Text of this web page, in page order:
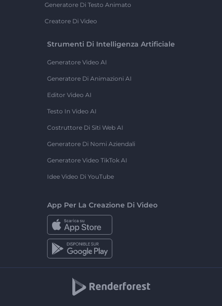
Generatore Di Testo Animato
Creatore Di Video
Strumenti Di Intelligenza Artificiale
Generatore Video AI
Generatore Di Animazioni AI
Editor Video AI
Testo In Video AI
Costruttore Di Siti Web AI
Generatore Di Nomi Aziendali
Generatore Video TikTok AI
Idee Video Di YouTube
App Per La Creazione Di Video